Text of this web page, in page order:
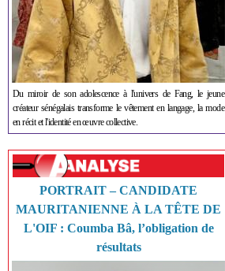
Du miroir de son adolescence à l'univers de Fang, le jeune
créateur sénégalais transforme le vêtement en langage, la mode
en récit et l'identité en œuvre collective.
PORTRAIT – CANDIDATE
MAURITANIENNE À LA TÊTE DE
L'OIF : Coumba Bâ, l’obligation de
résultats